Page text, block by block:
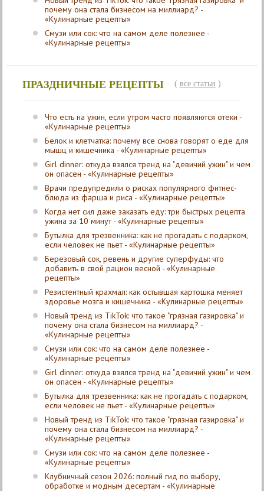
почему она стала бизнесом на миллиард? -
«Кулинарные рецепты»
Смузи или сок: что на самом деле полезнее -
«Кулинарные рецепты»
ПРАЗДНИЧНЫЕ РЕЦЕПТЫ ( все статьи )
Что есть на ужин, если утром часто появляются отеки -
«Кулинарные рецепты»
Белок и клетчатка: почему все снова говорят о еде для
мышц и кишечника - «Кулинарные рецепты»
Girl dinner: откуда взялся тренд на "девичий ужин" и чем
он опасен - «Кулинарные рецепты»
Врачи предупредили о рисках популярного фитнес-
блюда из фарша и риса - «Кулинарные рецепты»
Когда нет сил даже заказать еду: три быстрых рецепта
ужина за 10 минут - «Кулинарные рецепты»
Бутылка для трезвенника: как не прогадать с подарком,
если человек не пьет - «Кулинарные рецепты»
Березовый сок, ревень и другие суперфуды: что
добавить в свой рацион весной - «Кулинарные
рецепты»
Резистентный крахмал: как остывшая картошка меняет
здоровье мозга и кишечника - «Кулинарные рецепты»
Новый тренд из TikTok: что такое "грязная газировка" и
почему она стала бизнесом на миллиард? -
«Кулинарные рецепты»
Смузи или сок: что на самом деле полезнее -
«Кулинарные рецепты»
Girl dinner: откуда взялся тренд на "девичий ужин" и чем
он опасен - «Кулинарные рецепты»
Бутылка для трезвенника: как не прогадать с подарком,
если человек не пьет - «Кулинарные рецепты»
Новый тренд из TikTok: что такое "грязная газировка" и
почему она стала бизнесом на миллиард? -
«Кулинарные рецепты»
Смузи или сок: что на самом деле полезнее -
«Кулинарные рецепты»
Клубничный сезон 2026: полный гид по выбору,
обработке и модным десертам - «Кулинарные